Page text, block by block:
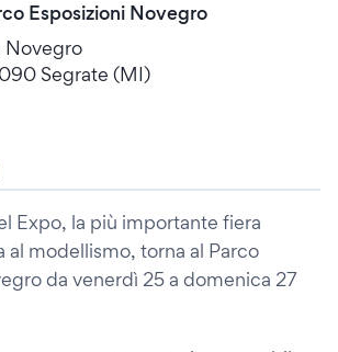
Esposizioni Novegro
Novegro
Segrate (MI)
Expo, la più importante fiera
al modellismo, torna al Parco
da venerdì 25 a domenica 27